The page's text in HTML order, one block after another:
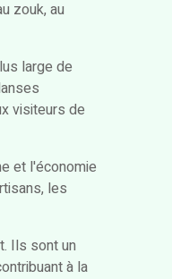
zouk, au
large de
visiteurs de
et l'économie
les
Ils sont un
à la